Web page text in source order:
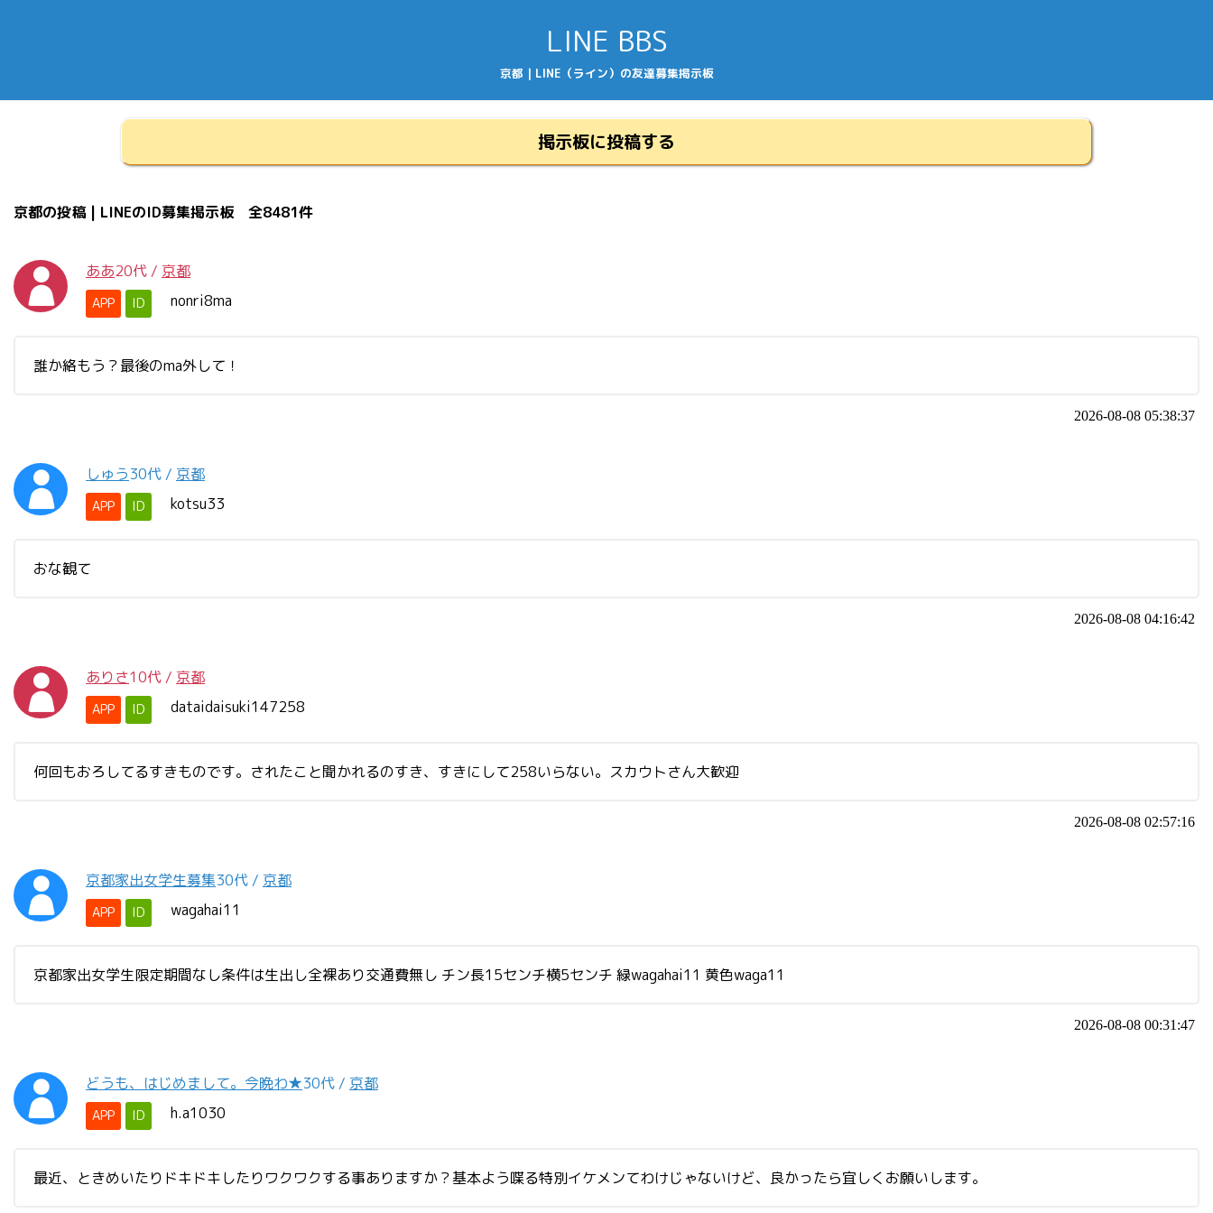
LINE BBS
京都 | LINE（ライン）の友達募集掲示板
掲示板に投稿する
京都の投稿 | LINEのID募集掲示板 全8481件
ああ20代 / 京都
APP ID nonri8ma
誰か絡もう？最後のma外して！
2026-08-08 05:38:37
しゅう30代 / 京都
APP ID kotsu33
おな観て
2026-08-08 04:16:42
ありさ10代 / 京都
APP ID dataidaisuki147258
何回もおろしてるすきものです。されたこと聞かれるのすき、すきにして258いらない。スカウトさん大歓迎
2026-08-08 02:57:16
京都家出女学生募集30代 / 京都
APP ID wagahai11
京都家出女学生限定期間なし条件は生出し全裸あり交通費無し チン長15センチ横5センチ 緑wagahai11 黄色waga11
2026-08-08 00:31:47
どうも、はじめまして。今晩わ★30代 / 京都
APP ID h.a1030
最近、ときめいたりドキドキしたりワクワクする事ありますか？基本よう喋る特別イケメンてわけじゃないけど、良かったら宜しくお願いします。